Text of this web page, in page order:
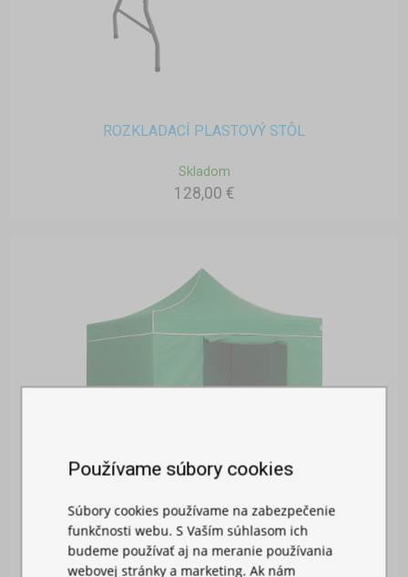
ROZKLADACÍ PLASTOVÝ STÔL
Skladom
128,00 €
BOČNÁ PLACHTA 3M S DVERAMI
Skladom
Používame súbory cookies
Súbory cookies používame na zabezpečenie
funkčnosti webu. S Vaším súhlasom ich
budeme používať aj na meranie používania
webovej stránky a marketing. Ak nám